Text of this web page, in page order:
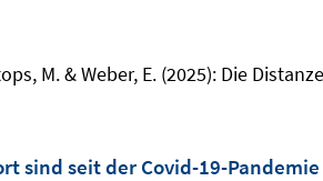
M. & Weber, E. (2025): Die
sind seit der Covid-19-